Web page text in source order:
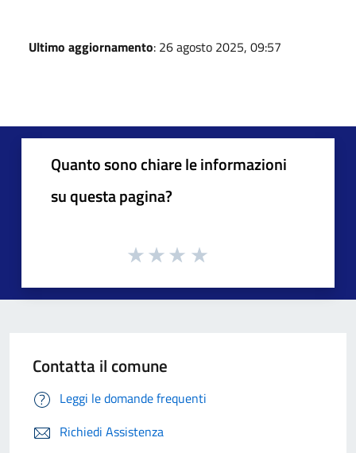
Ultimo aggiornamento: 26 agosto 2025, 09:57
Quanto sono chiare le informazioni
su questa pagina?
Contatta il comune
Leggi le domande frequenti
Richiedi Assistenza